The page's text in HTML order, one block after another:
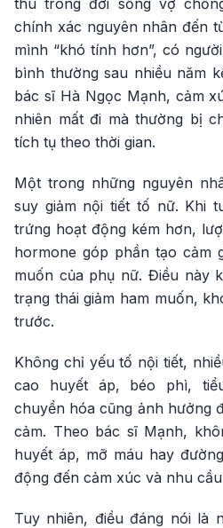
thú trong đời sống vợ
chính xác nguyên nhân đến
mình “khó tính hơn”, có
bình thường sau nhiều năm
bác sĩ Hà Ngọc Mạnh, cảm
nhiên mất đi mà thường bị
tích tụ theo thời gian.
Một trong những nguyên
suy giảm nội tiết tố nữ. Khi
trứng hoạt động kém hơn,
hormone góp phần tạo cảm
muốn của phụ nữ. Điều này
trạng thái giảm ham muốn,
trước.
Không chỉ yếu tố nội tiết,
cao huyết áp, béo phì,
chuyển hóa cũng ảnh hưởng
cảm. Theo bác sĩ Mạnh,
huyết áp, mỡ máu hay
động đến cảm xúc và nhu
Tuy nhiên, điều đáng nói là